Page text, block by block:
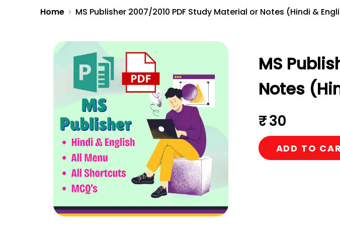
Home MS Publisher 2007/2010 PDF Study Material or Notes (Hindi &
MS
Notes
₹ 30
ADD TO